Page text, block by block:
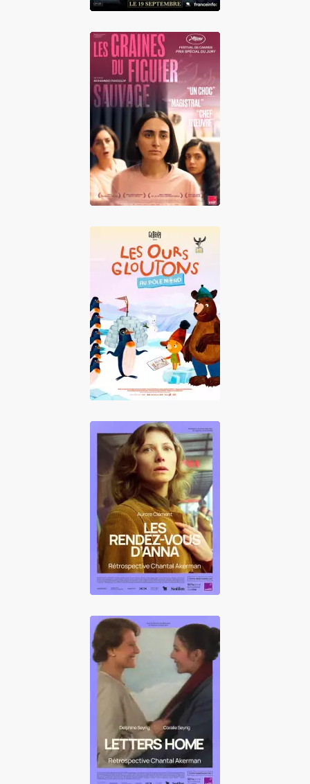
Les Graines du
figuier sauvage
Les Ours gloutons
au Pôle Nord
Les Rendez-vous
d'Anna
Letters Home